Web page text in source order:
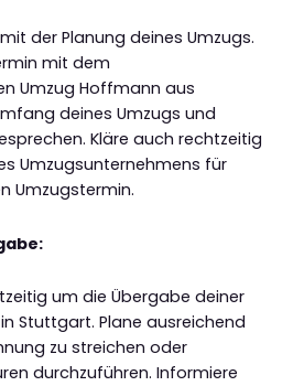
der Planung deines Umzugs.
mit dem
Umzug Hoffmann aus
deines Umzugs und
Kläre auch rechtzeitig
Umzugsunternehmens für
Umzugstermin.
um die Übergabe deiner
Stuttgart. Plane ausreichend
zu streichen oder
durchzuführen. Informiere